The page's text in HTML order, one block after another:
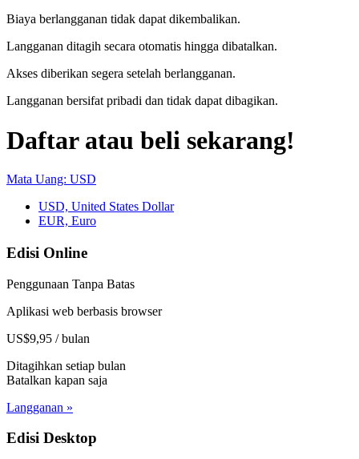
Biaya berlangganan tidak dapat dikembalikan.
Langganan ditagih secara otomatis hingga dibatalkan.
Akses diberikan segera setelah berlangganan.
Langganan bersifat pribadi dan tidak dapat dibagikan.
Daftar atau beli sekarang!
Mata Uang: USD
USD, United States Dollar
EUR, Euro
Edisi Online
Penggunaan Tanpa Batas
Aplikasi web berbasis browser
US$9,95 / bulan
Ditagihkan setiap bulan
Batalkan kapan saja
Langganan »
Edisi Desktop